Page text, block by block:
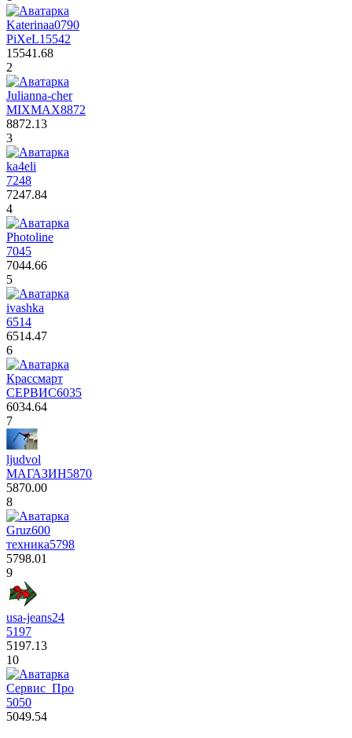
Katerinaa0790
PiXeL15542
15541.68
2
Julianna-cher
MIXMAX8872
8872.13
3
ka4eli
7248
7247.84
4
Photoline
7045
7044.66
5
ivashka
6514
6514.47
6
Крассмарт
СЕРВИС6035
6034.64
7
ljudvol
МАГАЗИН5870
5870.00
8
Gruz600
техника5798
5798.01
9
usa-jeans24
5197
5197.13
10
Сервис_Про
5050
5049.54